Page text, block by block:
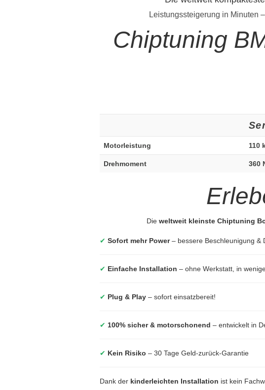
Leistungssteigerung in Minuten
Chiptuning
Motorleistung 110
Drehmoment 360
Die weltweit kleinste Chiptuning
✔ Sofort mehr Power– bessere Beschleunigung &
✔ Einfache Installation – ohne Werkstatt, in
✔ Plug & Play – sofort einsatzbereit!
✔ 100% sicher & motorschonend – entwickelt in
✔ Kein Risiko – 30 Tage Geld-zurück-Garantie
Dank der kinderleichten Installation ist kein